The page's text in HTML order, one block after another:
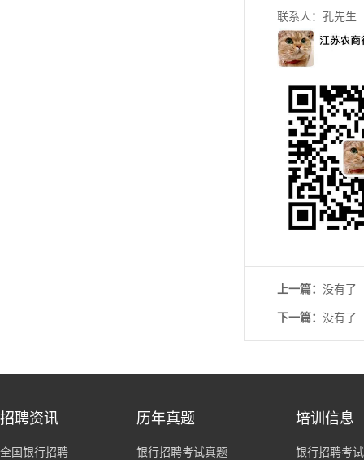
联系人：孔先生
上一篇： 没有了
下一篇： 没有了
招聘资讯
全国银行招聘
历年真题
银行招聘考试真题
培训信息
银行招聘考